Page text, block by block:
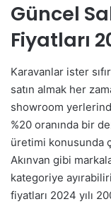
Güncel
Fiyatları
Karavanlar ister
satın almak her
showroom
%20 oranında bir
üretimi konusunda
Akınvan gibi
kategoriye
fiyatları 2024 yılı